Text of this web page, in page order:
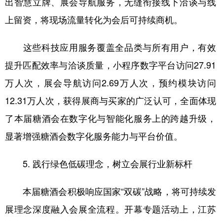
出智慧立牌、展会导航服务，无缝衔接线下洽谈与线
上留资，将现场流量转化为会后可持续商机。
这些科技应用服务覆盖全品类与所有用户，有效
提升匹配效率与洽谈质量，小程序数字平台访问27.91
万人次，展会导航访问2.69万人次，预约模块访问
12.31万人次，获得展商与买家的广泛认可，全面体现
了本届糖酒会在数字化与智能化服务上的跨越升级，
显著增强糖酒会数字化服务能力与平台价值。
5. 践行绿色低碳理念，树立会展行业新标杆
本届糖酒会积极响应国家“双碳”战略，将可持续发
展理念深度融入会展全流程。开幕专题活动上，江苏